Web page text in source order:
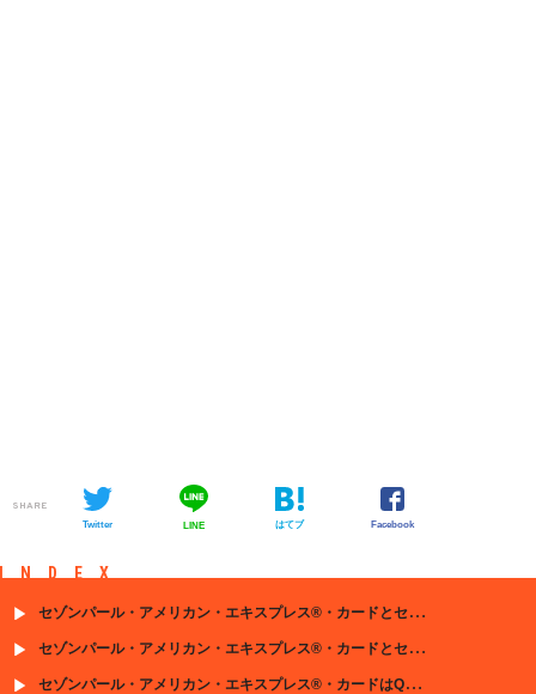
SHARE
Twitter LINE はてブ Facebook
INDEX
セゾンパール・アメリカン・エキスプレス®・カードとセゾン・デジタル・カードの基本情報
セゾンパール・アメリカン・エキスプレス®・カードとセゾン・デジタル・カードの特徴
セゾンパール・アメリカン・エキスプレス®・カードはQUICPay利用で最大2%還元！